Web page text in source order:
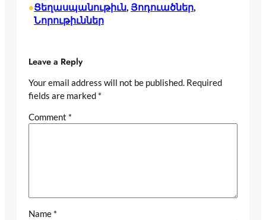
•Ցեղասպանութիւն Յոդուածներ
Նորութիւններ
Leave a Reply
Your email address will not be published. Required
fields are marked *
Comment *
Name *